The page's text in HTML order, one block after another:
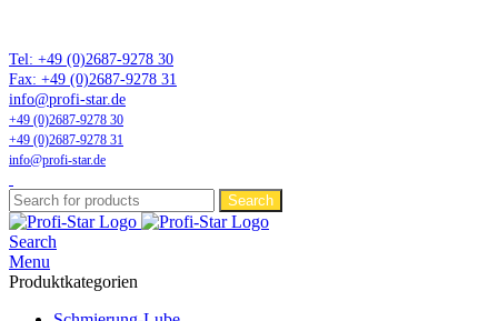
Tel: +49 (0)2687-9278 30
Fax: +49 (0)2687-9278 31
info@profi-star.de
+49 (0)2687-9278 30
+49 (0)2687-9278 31
info@profi-star.de
Search
Search
Menu
Produktkategorien